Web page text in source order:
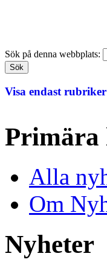
Sök på denna webbplats:
Visa endast rubriker
Primära
Alla
Om
Nyheter